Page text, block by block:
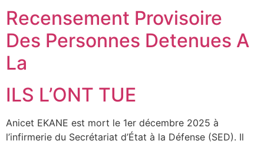
Recensement Provisoire
Des Personnes Detenues A
La
ILS L’ONT TUE
Anicet EKANE est mort le 1er décembre 2025 à
l’infirmerie du Secrétariat d’État à la Défense (SED). Il